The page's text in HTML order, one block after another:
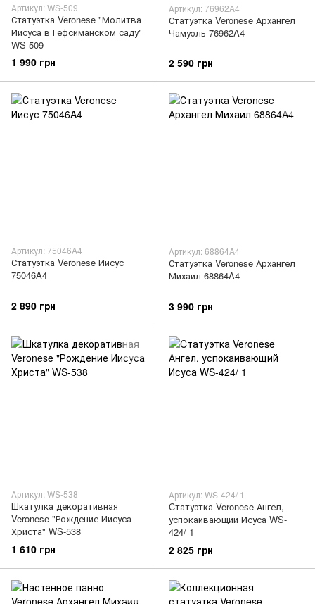
Артикул: WS-509
Статуэтка Veronese "Молитва
Иисуса в Гефсиманском саду"
WS-509
1 990 грн
Артикул: 76962A4
Статуэтка Veronese Архангел
Чамуэль 76962A4
2 590 грн
Артикул: 75046A4
Статуэтка Veronese Иисус
75046A4
2 890 грн
Артикул: 68864A4
Статуэтка Veronese Архангел
Михаил 68864A4
3 990 грн
Артикул: WS-538
Шкатулка декоративная
Veronese "Рождение Иисуса
Христа" WS-538
1 610 грн
Артикул: WS-424/ 1
Cтатуэтка Veronese Ангел,
успокаивающий Исуса WS-
424/ 1
2 825 грн